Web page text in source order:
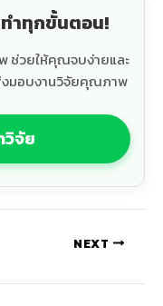
ำทุกขั้นตอน!
ช่วยให้คุณจบง่ายและ
งมอบงานวิจัยคุณภาพ
วิจัย
NEXT